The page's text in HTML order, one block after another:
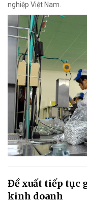
nghiệp Việt Nam.
Đề xuất tiếp tục
kinh doanh